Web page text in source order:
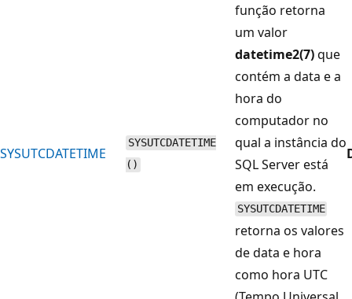
SYSUTCDATETIME
SYSUTCDATETIME
()
função retorna
um valor
datetime2(7)que
contém a data e a
hora do
computador no
qual a instância do
SQL Server está
em execução.
SYSUTCDATETIME
retorna os valores
de data e hora
como hora UTC